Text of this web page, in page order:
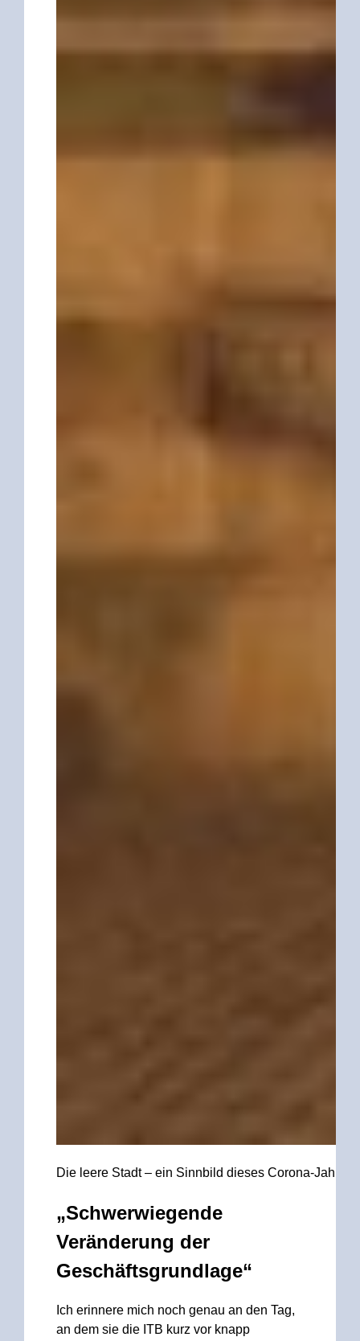
Die leere Stadt – ein Sinnbild dieses Corona-
„Schwerwiegende
Veränderung der
Geschäftsgrundlage“
Ich erinnere mich noch genau an den Tag,
an dem sie die ITB kurz vor knapp